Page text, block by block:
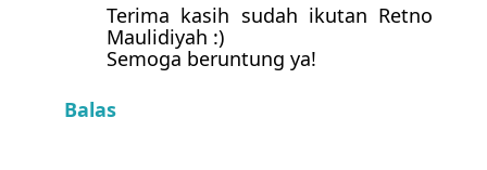
Terima kasih sudah ikutan Retno
Maulidiyah :)
Semoga beruntung ya!
Balas